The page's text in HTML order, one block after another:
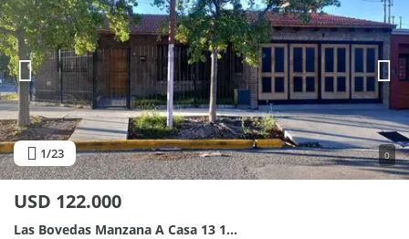
1/23 0
USD 122.000
Las Bovedas Manzana A Casa 13 100, Piso 0